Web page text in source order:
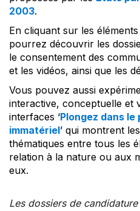
2003.
En cliquant sur les
pourrez découvrir les
le consentement des
et les vidéos, ainsi que les
Vous pouvez aussi
interactive, conceptuelle et
interfaces ‘Plongez dans
immatériel’ qui montrent
thématiques entre tous les
relation à la nature ou aux
eux.
Les dossiers de